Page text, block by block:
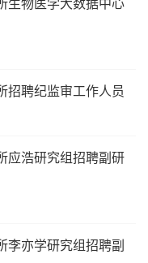
生物医学大数据中心
招聘纪监审工作人员
应浩研究组招聘副研
李亦学研究组招聘副